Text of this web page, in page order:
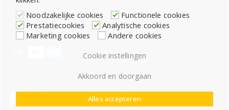
Noodzakelijke cookies
Functionele cookies
Prestatiecookies
Analytische cookies
Marketing cookies
Andere cookies
Cookie instellingen
Akkoord en doorgaan
Alles accepteren